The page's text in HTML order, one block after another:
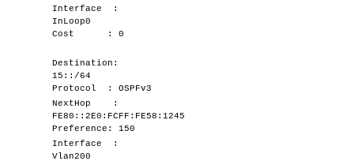
Interface :
InLoop0
Cost : 0
Destination:
15::/64
Protocol : OSPFv3
NextHop :
FE80::2E0:FCFF:FE58:1245
Preference: 150
Interface :
Vlan200